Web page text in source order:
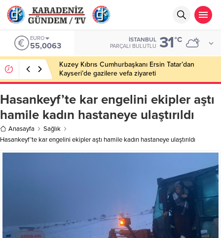
EURO
55,0063
İSTANBUL
PARÇALI BULUTLU 31°C
Kuzey Kıbrıs Cumhurbaşkanı Ersin Tatar’dan
Kayseri’de gazilere vefa ziyareti
Hasankeyf’te kar engelini ekipler aştı
hamile kadın hastaneye ulaştırıldı
Anasayfa
Sağlık
Hasankeyf’te kar engelini ekipler aştı hamile kadın hastaneye ulaştırıldı